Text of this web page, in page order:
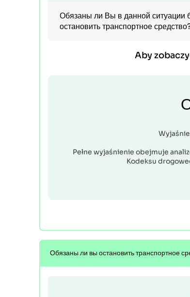
Обязаны ли Вы в данной ситуации
остановить транспортное
Aby
Pełne wyjaśnienie obejmuje
Kodeksu
Обязаны ли вы остановить транспортное